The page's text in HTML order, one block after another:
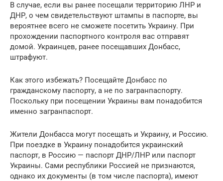
В случае, если вы ранее посещали территорию ЛНР и
ДНР, о чем свидетельствуют штампы в паспорте, вы
вероятнее всего не сможете посетить Украину. При
прохождении паспортного контроля вас отправят
домой. Украинцев, ранее посещавших Донбасс,
штрафуют.
Как этого избежать? Посещайте Донбасс по
гражданскому паспорту, а не по загранпаспорту.
Поскольку при посещении Украины вам понадобится
именно загранпаспорт.
Жители Донбасса могут посещать и Украину, и Россию.
При поездке в Украину понадобится украинский
паспорт, в Россию — паспорт ДНР/ЛНР или паспорт
Украины. Сами республики Россией не признаются,
однако их документы (в том числе паспорта), имеют